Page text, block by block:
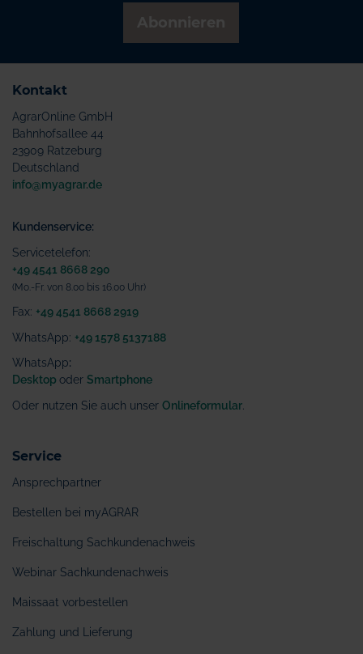
Kontakt
AgrarOnline GmbH
Bahnhofsallee 44
23909 Ratzeburg
Deutschland
info@myagrar.de
Kundenservice:
Servicetelefon:
+49 4541 8668 290
(Mo.-Fr. von 8.00 bis 16.00 Uhr)
Fax: +49 4541 8668 2919
WhatsApp: +49 1578 5137188
WhatsApp:
Desktop oder Smartphone
Oder nutzen Sie auch unser Onlineformular
Service
Ansprechpartner
Bestellen bei myAGRAR
Freischaltung Sachkundenachweis
Webinar Sachkundenachweis
Maissaat vorbestellen
Zahlung und Lieferung